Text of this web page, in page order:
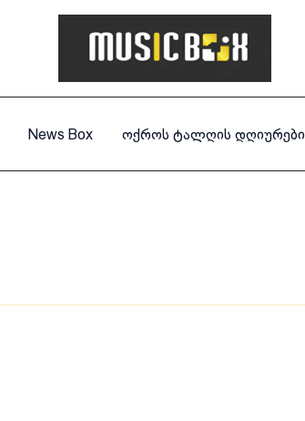
News Box ოქროს ტალღის დღიურები